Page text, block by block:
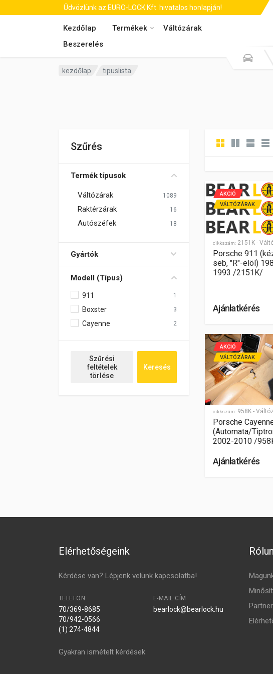
Üdvözlünk az EURO-LOCK Kft. hivatalos honlapján!
Kezdőlap Termékek
Váltózárak
Beszerelés
kezdőlap tipuslista
Szűrés
Termék típusok
Váltózárak 1089
Raktérzárak 16
Autószéfek 18
Gyártók
Modell (Típus)
911 1
Boxster 3
Cayenne 2
Szűrési
feltételek
törlése
Keresés
cikkszám: 2151K -
AKCIÓ
VÁLTÓZÁRAK
Porsche 911
seb, "R"-elöl)
1993 /2151K/
Ajánlatkérés
cikkszám: 958K -
AKCIÓ
VÁLTÓZÁRAK
Porsche
(Automata/
2002-2010 /
Ajánlatkérés
Elérhetőségeink
Kérdése van? Lépjenk velünk kapcsolatba!
TELEFON
70/369-8685
70/942-0566
(1) 274-4844
E-MAIL CÍM
bearlock@bearlock.hu
Gyakran ismételt kérdések